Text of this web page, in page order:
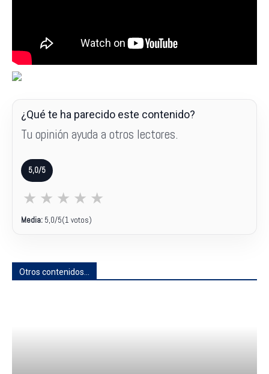
¿Qué te ha parecido este contenido?
Tu opinión ayuda a otros lectores.
5,0/5
★ ★ ★ ★ ★
Media: 5,0/5(1 votos)
Otros contenidos...